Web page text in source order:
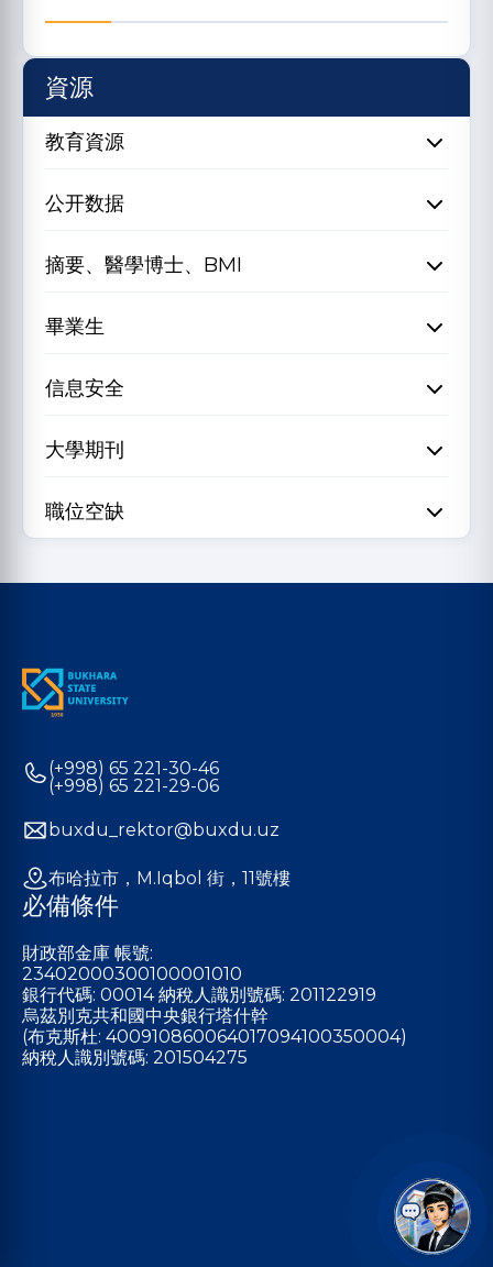
資源
教育資源
公开数据
摘要、醫學博士、BMI
畢業生
信息安全
大學期刊
職位空缺
(+998) 65 221-30-46
(+998) 65 221-29-06
buxdu_rektor@buxdu.uz
布哈拉市，M.Iqbol 街，11號樓
必備條件
財政部金庫 帳號:
23402000300100001010
銀行代碼: 00014 納稅人識別號碼: 201122919
烏茲別克共和國中央銀行塔什幹
(布克斯杜: 400910860064017094100350004)
納稅人識別號碼: 201504275